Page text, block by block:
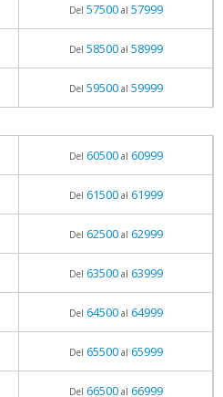
Del 57500al 57999
Del 58500al 58999
Del 59500al 59999
Del 60500al 60999
Del 61500al 61999
Del 62500al 62999
Del 63500al 63999
Del 64500al 64999
Del 65500al 65999
Del 66500al 66999